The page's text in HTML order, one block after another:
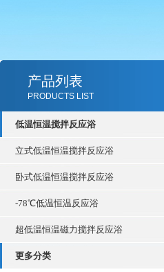
产品列表
PRODUCTS LIST
低温恒温搅拌反应浴
立式低温恒温搅拌反应浴
卧式低温恒温搅拌反应浴
-78℃低温恒温反应浴
超低温恒温磁力搅拌反应浴
更多分类